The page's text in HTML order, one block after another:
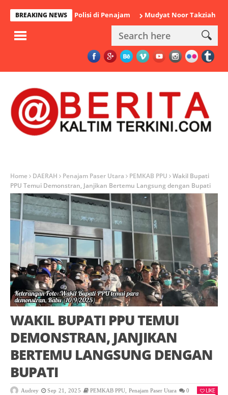
BREAKING NEWS
Diamankan Polisi di Penajam Mudyat Noor Takziah ke Rumah
Home DAERAH Penajam Paser Utara PEMKAB PPU
Wakil Bupati
PPU Temui Demonstran, Janjikan Bertemu Langsung dengan Bupati
WAKIL BUPATI PPU TEMUI
DEMONSTRAN, JANJIKAN
BERTEMU LANGSUNG DENGAN
BUPATI
Audrey Sep 21, 2025 PEMKAB PPU Penajam Paser Utara 0 LIKE